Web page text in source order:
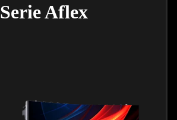
Serie Aflex